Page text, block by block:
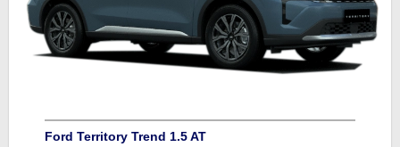
Ford Territory Trend 1.5 AT